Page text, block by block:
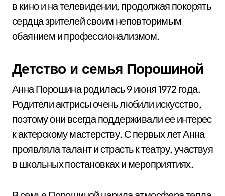
в кино и на телевидении, продолжая покорять
сердца зрителей своим неповторимым
обаянием и профессионализмом.
Детство и семья Порошиной
Анна Порошина родилась 9 июня 1972 года.
Родители актрисы очень любили искусство,
поэтому они всегда поддерживали ее интерес
к актерскому мастерству. С первых лет Анна
проявляла талант и страсть к театру, участвуя
в школьных постановках и мероприятиях.